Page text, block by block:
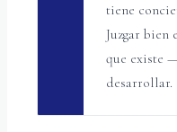
tiene
Juzgar bien
que existe
desarrollar.